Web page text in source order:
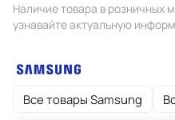
Наличие товара в розничных
узнавайте актуальную
Все товары Samsung